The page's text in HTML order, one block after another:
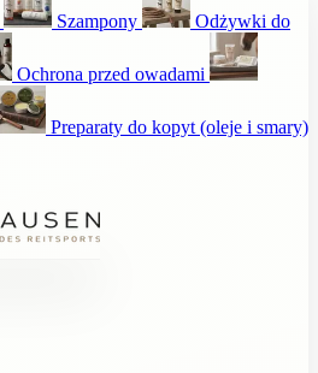
Szampony Odżywki do
Ochrona przed owadami
Preparaty do kopyt (oleje i smary)